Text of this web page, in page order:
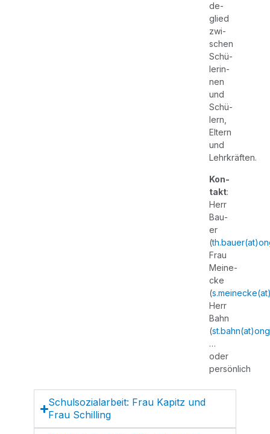
de­
glied
zwi­
schen
Schü­
le­rin­
nen
und
Schü­
lern,
Eltern
und
Lehrkräften.
Kon­
takt:
Herr
Bau­
er
(
Frau
Meine­
cke
(
Herr
Bahn
(
…
oder
persönlich
Schul­so­zi­al­ar­beit: Frau Kapitz und
Frau Schilling